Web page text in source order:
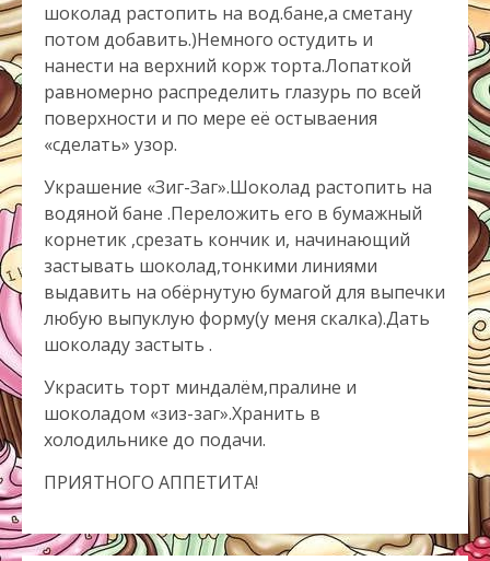
шоколад растопить на вод.бане,а сметану
потом добавить.)Немного остудить и
нанести на верхний корж торта.Лопаткой
равномерно распределить глазурь по всей
поверхности и по мере её остываения
«сделать» узор.
Украшение «Зиг-Заг».Шоколад растопить на
водяной бане .Переложить его в бумажный
корнетик ,срезать кончик и, начинающий
застывать шоколад,тонкими линиями
выдавить на обёрнутую бумагой для выпечки
любую выпуклую форму(у меня скалка).Дать
шоколаду застыть .
Украсить торт миндалём,пралине и
шоколадом «зиз-заг».Хранить в
холодильнике до подачи.
ПРИЯТНОГО АППЕТИТА!